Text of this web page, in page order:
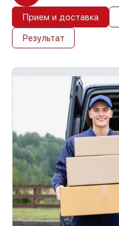
Прием и доставка
Результат